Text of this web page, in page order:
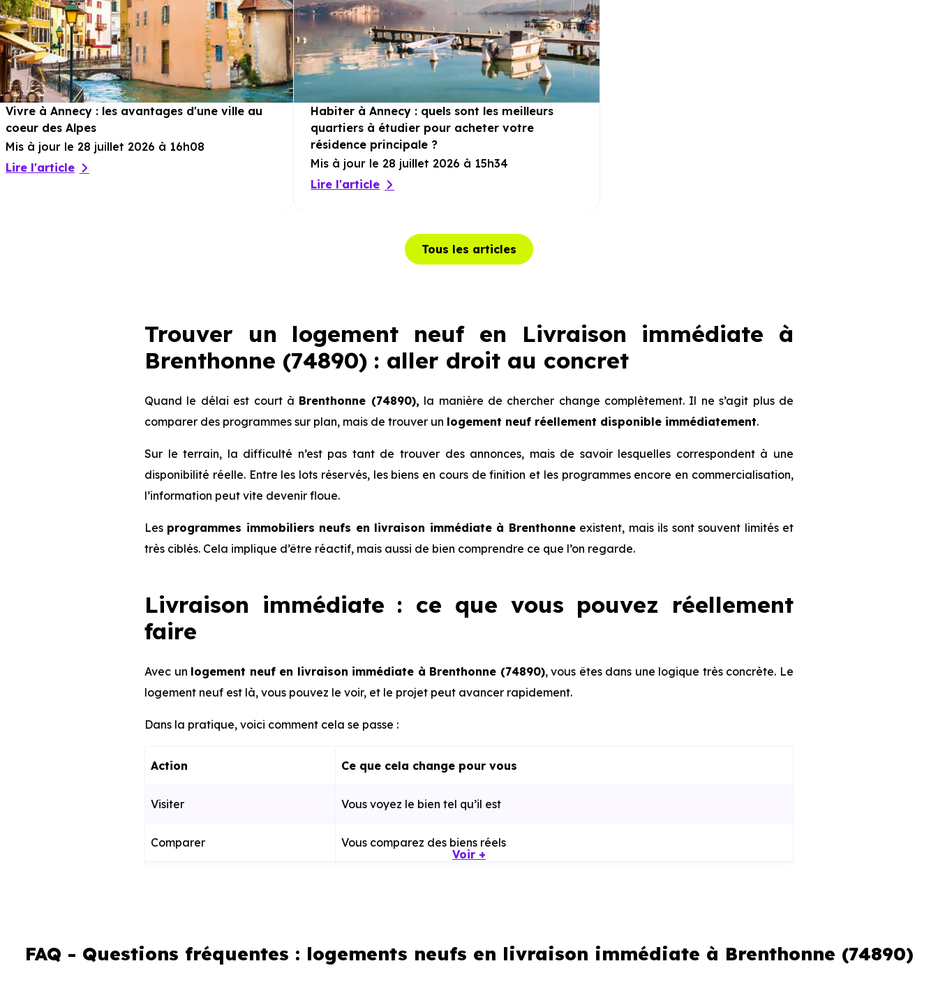
Vivre à Annecy : les avantages d'une ville au
coeur des Alpes
Mis à jour le 28 juillet 2026 à 16h08
Lire l'article
Habiter à Annecy : quels sont les meilleurs
quartiers à étudier pour acheter votre
résidence principale ?
Mis à jour le 28 juillet 2026 à 15h34
Lire l'article
Tous les articles
Trouver un logement neuf en Livraison immédiate à
Brenthonne (74890) : aller droit au concret
Quand le délai est court à Brenthonne (74890), la manière de chercher change complètement. Il ne s’agit plus de
comparer des programmes sur plan, mais de trouver un logement neuf réellement disponible immédiatement.
Sur le terrain, la difficulté n’est pas tant de trouver des annonces, mais de savoir lesquelles correspondent à une
disponibilité réelle. Entre les lots réservés, les biens en cours de finition et les programmes encore en commercialisation,
l’information peut vite devenir floue.
Les programmes immobiliers neufs en livraison immédiate à Brenthonneexistent, mais ils sont souvent limités et
très ciblés. Cela implique d’être réactif, mais aussi de bien comprendre ce que l’on regarde.
Livraison immédiate : ce que vous pouvez réellement
faire
Avec un logement neuf en livraison immédiate à Brenthonne (74890), vous êtes dans une logique très concrète. Le
logement neuf est là, vous pouvez le voir, et le projet peut avancer rapidement.
Dans la pratique, voici comment cela se passe :
Action Ce que cela change pour vous
Visiter Vous voyez le bien tel qu’il est
Comparer Vous comparez des biens réels
Emménager Possible plus rapidement
Voir +
FAQ - Questions fréquentes : logements neufs en livraison immédiate à Brenthonne (74890)